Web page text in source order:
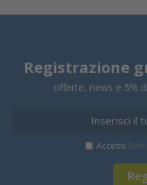
Registrazione
offerte, news e 5%
Accetto